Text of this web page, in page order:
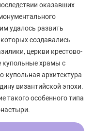
оказавших
удалось развить
создавались
церкви крестово-
купольные храмы с
купольная архитектура
византийской эпохи.
такого особенного типа